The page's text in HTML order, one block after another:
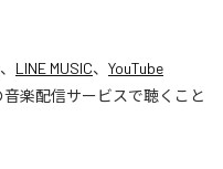
、 LINE MUSIC、 YouTube
音楽配信サービスで聴くこと